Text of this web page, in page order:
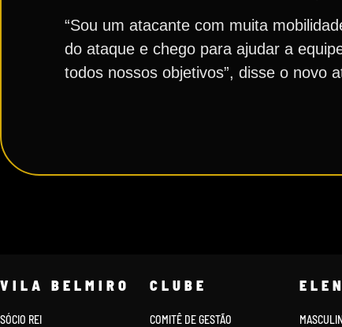
“Sou um atacante com muita
do ataque e chego para ajudar a
todos nossos objetivos”, disse o novo
VILA BELMIRO
SÓCIO REI
CLUBE
COMITÊ DE GESTÃO